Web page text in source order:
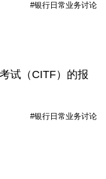
#银行日常业务讨论
试（CITF）的报
#银行日常业务讨论